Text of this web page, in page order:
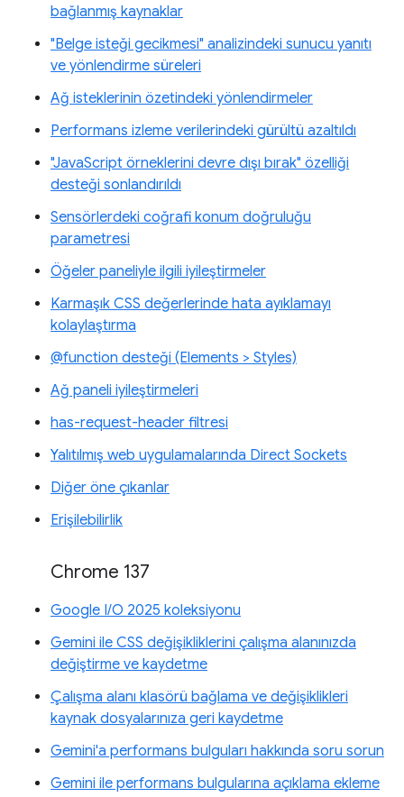
bağlanmış kaynaklar
"Belge isteği gecikmesi" analizindeki sunucu yanıtı
ve yönlendirme süreleri
Ağ isteklerinin özetindeki yönlendirmeler
Performans izleme verilerindeki gürültü azaltıldı
"JavaScript örneklerini devre dışı bırak" özelliği
desteği sonlandırıldı
Sensörlerdeki coğrafi konum doğruluğu
parametresi
Öğeler paneliyle ilgili iyileştirmeler
Karmaşık CSS değerlerinde hata ayıklamayı
kolaylaştırma
@function desteği (Elements > Styles)
Ağ paneli iyileştirmeleri
has-request-header filtresi
Yalıtılmış web uygulamalarında Direct Sockets
Diğer öne çıkanlar
Erişilebilirlik
Chrome 137
Google I/O 2025 koleksiyonu
Gemini ile CSS değişikliklerini çalışma alanınızda
değiştirme ve kaydetme
Çalışma alanı klasörü bağlama ve değişiklikleri
kaynak dosyalarınıza geri kaydetme
Gemini'a performans bulguları hakkında soru sorun
Gemini ile performans bulgularına açıklama ekleme